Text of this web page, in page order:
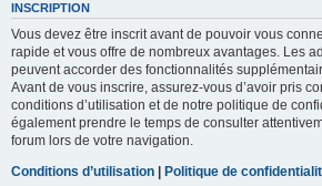
INSCRIPTION
Vous devez être inscrit avant de pouvoir vous
rapide et vous offre de nombreux avantages. Les
peuvent accorder des fonctionnalités
Avant de vous inscrire, assurez-vous d’avoir pris
conditions d’utilisation et de notre politique de
également prendre le temps de consulter
forum lors de votre navigation.
Conditions d’utilisation | Politique de